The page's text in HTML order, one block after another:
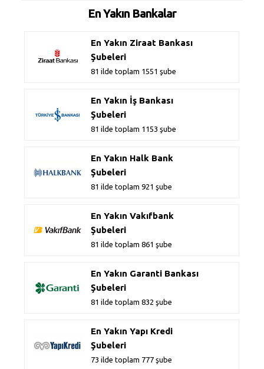
En Yakın Bankalar
En Yakın Ziraat Bankası
Şubeleri
81 ilde toplam 1551 şube
En Yakın İş Bankası
Şubeleri
81 ilde toplam 1153 şube
En Yakın Halk Bank
Şubeleri
81 ilde toplam 921 şube
En Yakın Vakıfbank
Şubeleri
81 ilde toplam 861 şube
En Yakın Garanti Bankası
Şubeleri
81 ilde toplam 832 şube
En Yakın Yapı Kredi
Şubeleri
73 ilde toplam 777 şube